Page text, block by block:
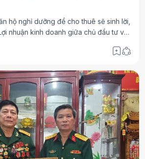
hộ nghỉ dưỡng để cho thuê sẽ sinh lời,
nhuận kinh doanh giữa chủ đầu tư và